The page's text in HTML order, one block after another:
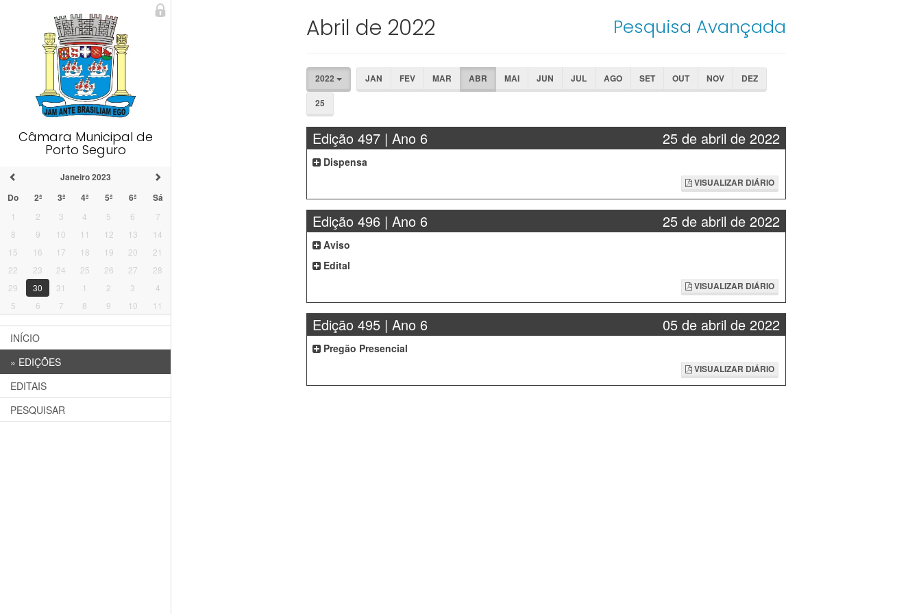
Câmara Municipal de
Porto Seguro
Janeiro 2023
Do
2ª 3ª 4ª 5ª 6ª Sá
1 2 3 4 5 6
7
8
9 10 11 12 13
14
15
16 17 18 19 20
21
22
23 24 25 26 27
28
29
30 31 1 2 3
4
5
6 7 8 9 10 11
INÍCIO
» EDIÇÕES
EDITAIS
PESQUISAR
Abril de 2022 Pesquisa Avançada
2022 JAN FEV MAR ABR MAI JUN JUL AGO SET OUT NOV
DEZ
25
Edição 497 | Ano 6 25 de abril de 2022
Dispensa
VISUALIZAR DIÁRIO
Edição 496 | Ano 6 25 de abril de 2022
Aviso
Edital
VISUALIZAR DIÁRIO
Edição 495 | Ano 6 05 de abril de 2022
Pregão Presencial
VISUALIZAR DIÁRIO